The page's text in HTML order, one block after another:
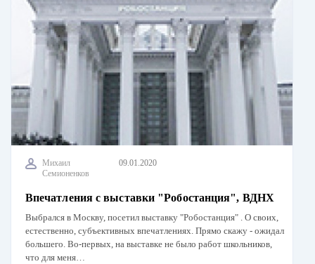
Михаил
Семионенков
09.01.2020
Впечатления с выставки "Робостанция", ВДНХ
Выбрался в Москву, посетил выставку "Робостанция" . О своих,
естественно, субъективных впечатлениях. Прямо скажу - ожидал
большего. Во-первых, на выставке не было работ школьников,
что для меня…